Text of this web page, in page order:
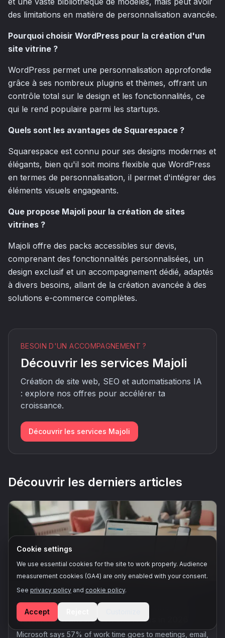
Cookie settings
We use essential cookies for the site to work properly. Audience
measurement cookies (GA4) are only enabled with your consent.
See privacy policy and cookie policy.
Accept
des limitations en matière de personnalisation avancée.
Pourquoi choisir WordPress pour la création d'un
site vitrine ?
WordPress permet une personnalisation approfondie
grâce à ses nombreux plugins et thèmes, offrant un
contrôle total sur le design et les fonctionnalités, ce
qui le rend populaire parmi les startups.
Quels sont les avantages de Squarespace ?
Squarespace est connu pour ses designs modernes et
élégants, bien qu'il soit moins flexible que WordPress
en termes de personnalisation, il permet d'intégrer des
éléments visuels engageants.
Que propose Majoli pour la création de sites
vitrines ?
Majoli offre des packs accessibles sur devis,
comprenant des fonctionnalités personnalisées, un
design exclusif et un accompagnement dédié, adaptés
à divers besoins, allant de la création avancée à des
solutions e-commerce complètes.
BESOIN D'UN ACCOMPAGNEMENT ?
Découvrir les services Majoli
Création de site web, SEO et automatisations IA
: explore nos offres pour accélérer ta
croissance.
Découvrir les services Majoli
Découvrir les derniers articles
August 7, 2026
AI Meeting Assistants for Small Businesses:
Automatic Transcription and Notes in 2026
Microsoft says 57% of work time goes to meetings, email,